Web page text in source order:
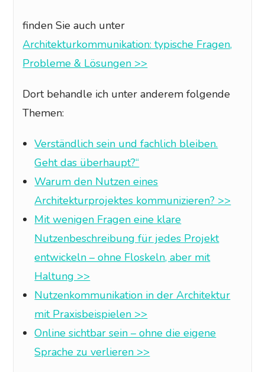
finden Sie auch unter
Architekturkommunikation: typische Fragen,
Probleme & Lösungen >>
Dort behandle ich unter anderem folgende
Themen:
Verständlich sein und fachlich bleiben.
Geht das überhaupt?“
Warum den Nutzen eines
Architekturprojektes kommunizieren? >>
Mit wenigen Fragen eine klare
Nutzenbeschreibung für jedes Projekt
entwickeln – ohne Floskeln, aber mit
Haltung >>
Nutzenkommunikation in der Architektur
mit Praxisbeispielen >>
Online sichtbar sein – ohne die eigene
Sprache zu verlieren >>